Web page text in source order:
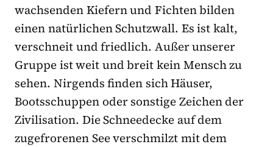
wachsenden Kiefern und Fichten bilden
einen natürlichen Schutzwall. Es ist kalt,
verschneit und friedlich. Außer unserer
Gruppe ist weit und breit kein Mensch zu
sehen. Nirgends finden sich Häuser,
Bootsschuppen oder sonstige Zeichen der
Zivilisation. Die Schneedecke auf dem
zugefrorenen See verschmilzt mit dem